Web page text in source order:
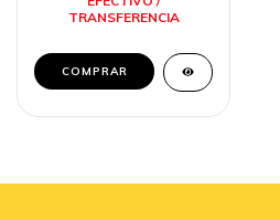
TRANSFERENCIA